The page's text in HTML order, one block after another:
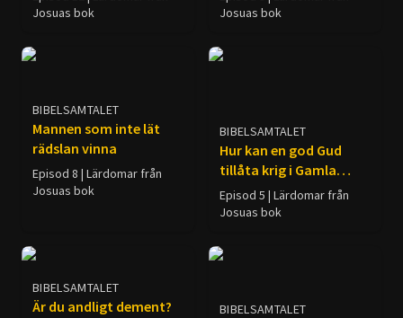
Josuas bok
Josuas bok
BIBELSAMTALET
Mannen som inte lät
rädslan vinna
Episod 8 | Lärdomar från
Josuas bok
BIBELSAMTALET
Hur kan en god Gud
tillåta krig i Gamla
testamentet?
Episod 5 | Lärdomar från
Josuas bok
BIBELSAMTALET
Är du andligt dement? BIBELSAMTALET